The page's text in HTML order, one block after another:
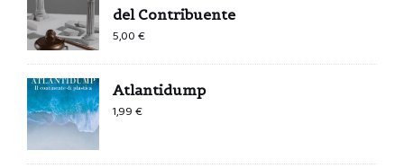
del Contribuente
5,00€
Atlantidump
1,99€